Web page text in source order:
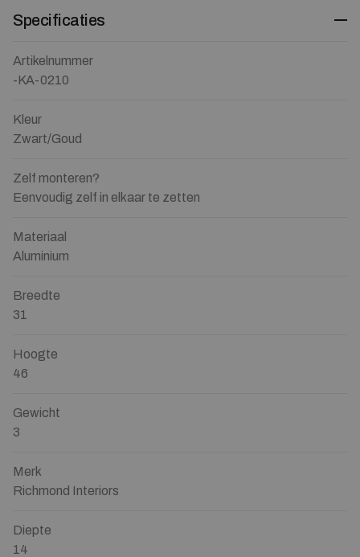
Specificaties
Artikelnummer
-KA-0210
Kleur
Zwart/Goud
Zelf monteren?
Eenvoudig zelf in elkaar te zetten
Materiaal
Aluminium
Breedte
31
Hoogte
46
Gewicht
3
Merk
Richmond Interiors
Diepte
14